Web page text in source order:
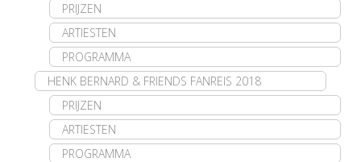
PRIJZEN
ARTIESTEN
PROGRAMMA
HENK BERNARD & FRIENDS FANREIS 2018
PRIJZEN
ARTIESTEN
PROGRAMMA